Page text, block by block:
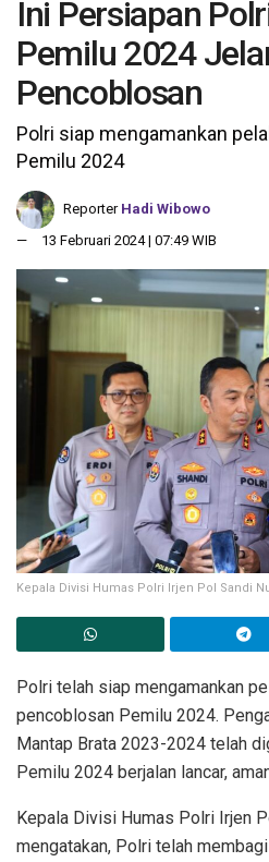
Ini Persiapan
Pemilu 2024
Pencoblosan
Polri siap mengamankan
Pemilu 2024
Reporter Hadi Wibowo
13 Februari 2024 | 07:49 WIB
Kepala Divisi Humas Polri Irjen Pol Sandi
Polri telah siap mengamankan
pencoblosan Pemilu 2024.
Mantap Brata 2023-2024 telah
Pemilu 2024 berjalan lancar,
Kepala Divisi Humas Polri Irjen
mengatakan, Polri telah